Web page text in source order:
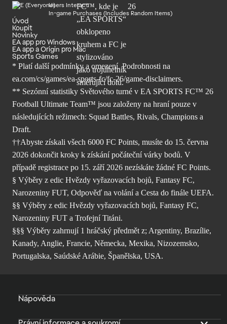
Users Interact
In-game Purchases (Includes Random Items)
Úvod
Koupit
Novinky
EA app pro Windows
EA app a Origin pro Mac
Sports Games
* Platí další podmínky a omezení. Podrobnosti na
ea.com/cs/games/ea-sports-fc/fc-26/game-disclaimers.
** Sezónní statistiky Světového turné v EA SPORTS FC™ 26
Football Ultimate Team™ jsou založeny na hraní pouze v
následujících režimech: Squad Battles, Rivals, Champions a
Draft.
††Abyste získali všech 6000 FC Points, musíte do 15. června
2026 dokončit kroky k získání počáteční várky bodů. V
případě registrace po 15. září 2026 nezískáte žádné FC Points.
§ Výběry z edic Hvězdy vyřazovacích bojů, Fantasy FC,
Narozeniny FUT, Odpověď na volání a Cesta do finále UEFA.
§§ Výběry z edic Hvězdy vyřazovacích bojů, Fantasy FC,
Narozeniny FUT a Trofejní Titáni.
§§§ Výběry zahrnují 1 hráčský předmět z; Argentiny, Brazílie,
Kanady, Anglie, Francie, Německa, Mexika, Nizozemsko,
Portugalska, Saúdské Arábie, Španělska, USA.
Nápověda